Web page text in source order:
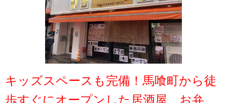
キッズスペースも完備！馬喰町から徒
歩すぐにオープンした居酒屋、お弁